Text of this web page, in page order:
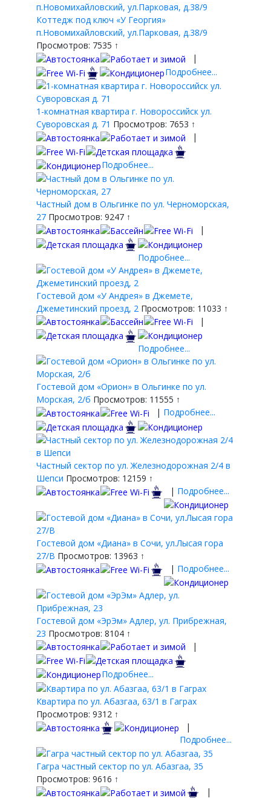
Коттедж под ключ «У Георгия»
п.Новомихайловский, ул.Парковая, д.38/9
Просмотров: 7535 ↑
|
Подробнее...
1-комнатная квартира г. Новороссийск ул.
Суворовская д. 71 Просмотров: 7653 ↑
|
Подробнее...
Частный дом в Ольгинке по ул. Черноморская,
27 Просмотров: 9247 ↑
|
Подробнее...
Гостевой дом «У Андрея» в Джемете,
Джеметинский проезд, 2 Просмотров: 11033 ↑
|
Подробнее...
Гостевой дом «Орион» в Ольгинке по ул.
Морская, 2/б Просмотров: 11555 ↑
| Подробнее...
Частный сектор по ул. Железнодорожная 2/4 в
Шепси Просмотров: 12159 ↑
| Подробнее...
Гостевой дом «Диана» в Сочи, ул.Лысая гора
27/В Просмотров: 13963 ↑
| Подробнее...
Гостевой дом «ЭрЭм» Адлер, ул. Прибрежная,
23 Просмотров: 8104 ↑
|
Подробнее...
Квартира по ул. Абазгаа, 63/1 в Гаграх
Просмотров: 9312 ↑
|
Подробнее...
Гагра частный сектор по ул. Абазгаа, 35
Просмотров: 9616 ↑
|